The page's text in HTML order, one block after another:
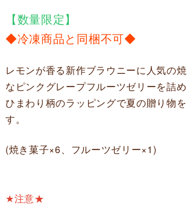
【数量限定】
◆冷凍商品と同梱不可◆
レモンが香る新作ブラウニーに人気の
なピンクグレープフルーツゼリーを詰め
ひまわり柄のラッピングで夏の贈り物
す。
(焼き菓子×6、フルーツゼリー×1)
★注意★